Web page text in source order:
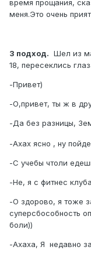
время прощания,
меня.Это очень
3 подход. Шел из
18, пересеклись
-Привет)
-О,привет, ты ж в
-Да без разницы,
-Ахах ясно , ну
-С учебы чтоли
-Не, я с фитнес клуба
-О здорово, я тоже
суперсбособность
боли))
-Ахаха, Я недавно